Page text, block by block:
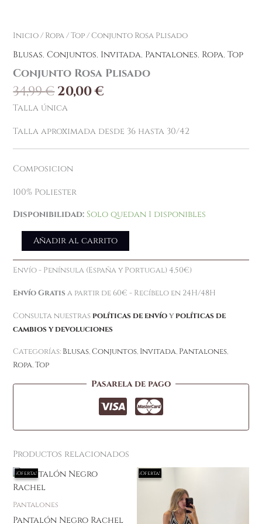
Inicio/ Ropa/Top/ Conjunto Rosa Plisado
Blusas, Conjuntos, Invitada, Pantalones, Ropa,Top
Conjunto Rosa Plisado
34,99€20,00€
Talla única
Talla aproximada desde 36 hasta 30/42
Composicion
100% Poliester
Disponibilidad: Solo quedan 1 disponibles
Añadir al carrito
Envío - Península (España y Portugal) 4,50€)
Envío Gratis a partir de 60€ - Recíbelo en 24H/48H
Consulta nuestras políticas de envíoy políticas de
cambios y devoluciones
Categorías: Blusas,Conjuntos, Invitada, Pantalones,
Ropa,Top
Pasarela de pago
Productos relacionados
¡Oferta!
¡Oferta!
Pantalones
Pantalón Negro Rachel
El
original
era:
El
Este
múltiples
¡Oferta!
¡Oferta!El
precio
original
era:
17,99 €.
actual
es:
10,00 €.